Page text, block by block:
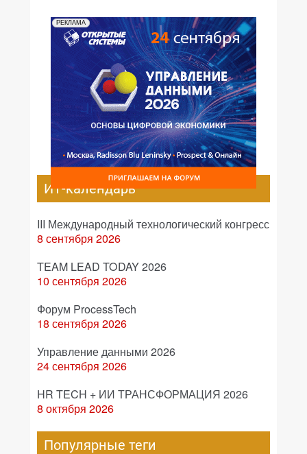
РЕКЛАМА
ИТ-календарь
III Международный технологический конгресс
8 сентября 2026
TEAM LEAD TODAY 2026
10 сентября 2026
Форум ProcessTech
18 сентября 2026
Управление данными 2026
24 сентября 2026
HR TECH + ИИ ТРАНСФОРМАЦИЯ 2026
8 октября 2026
Популярные теги